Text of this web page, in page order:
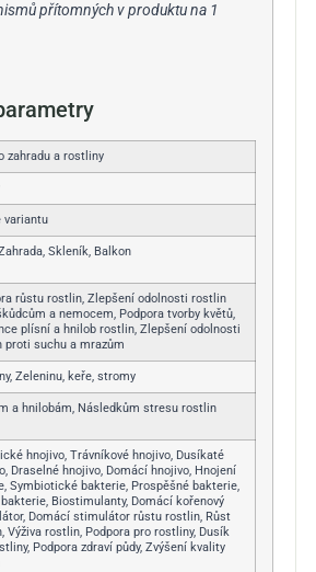
přítomných v produktu na 1
zahradu a rostliny
variantu
Skleník, Balkon
růstu rostlin, Zlepšení odolnosti rostlin
a nemocem, Podpora tvorby květů,
plísní a hnilob rostlin, Zlepšení odolnosti
proti suchu a mrazům
Zeleninu, keře, stromy
a hnilobám, Následkům stresu rostlin
hnojivo, Trávníkové hnojivo, Dusíkaté
Draselné hnojivo, Domácí hnojivo, Hnojení
Symbiotické bakterie, Prospěšné bakterie,
bakterie, Biostimulanty, Domácí kořenový
Domácí stimulátor růstu rostlin, Růst
Výživa rostlin, Podpora pro rostliny, Dusík
Podpora zdraví půdy, Zvýšení kvality